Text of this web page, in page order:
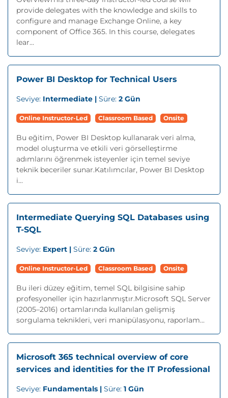
provide delegates with the knowledge and skills to
configure and manage Exchange Online, a key
component of Office 365. In this course, delegates
lear...
Power BI Desktop for Technical Users
Seviye: Intermediate | Süre: 2 Gün
Online Instructor-Led Classroom Based Onsite
Bu eğitim, Power BI Desktop kullanarak veri alma,
model oluşturma ve etkili veri görselleştirme
adımlarını öğrenmek isteyenler için temel seviye
teknik beceriler sunar.Katılımcılar, Power BI Desktop
i...
Intermediate Querying SQL Databases using
T-SQL
Seviye: Expert | Süre: 2 Gün
Online Instructor-Led Classroom Based Onsite
Bu ileri düzey eğitim, temel SQL bilgisine sahip
profesyoneller için hazırlanmıştır.Microsoft SQL Server
(2005–2016) ortamlarında kullanılan gelişmiş
sorgulama teknikleri, veri manipülasyonu, raporlam...
Microsoft 365 technical overview of core
services and identities for the IT Professional
Seviye: Fundamentals | Süre: 1 Gün